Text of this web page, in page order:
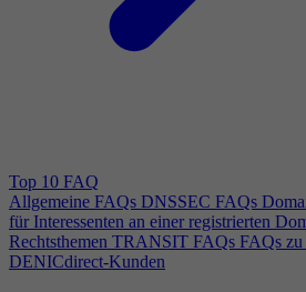
Top 10 FAQ
Allgemeine FAQs DNSSEC FAQs
für Interessenten an einer registrierten
Rechtsthemen TRANSIT FAQs FAQs
DENICdirect-Kunden